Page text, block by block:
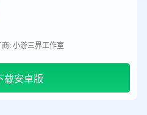
: 小游三界工作室
载安卓版